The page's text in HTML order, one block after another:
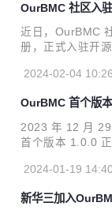
OurBMC 社区入驻
近日，OurBMC
册，正式入驻开
生态。 作为国内
开源技术能力和
建至今，经过十
深刻理解，
筹建的国内首个
2024-02-04
OurBMC 首个版
2023 年 12 月
首个版本 1.0.0
开发者提供全面
BMC 1.0.0 发布
penbmc、bmc-
2024-01-19
新华三加入